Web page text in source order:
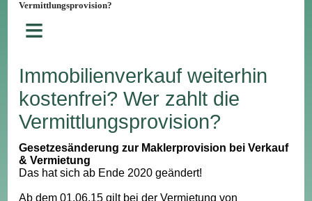
Vermittlungsprovision?
≡
Immobilienverkauf weiterhin
kostenfrei? Wer zahlt die
Vermittlungsprovision?
Gesetzesänderung zur Maklerprovision bei Verkauf
& Vermietung
Das hat sich ab Ende 2020 geändert!
Ab dem 01.06.15 gilt bei der Vermietung von